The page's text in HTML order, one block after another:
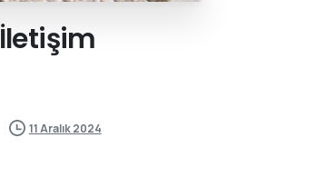
İletişim
11 Aralık 2024